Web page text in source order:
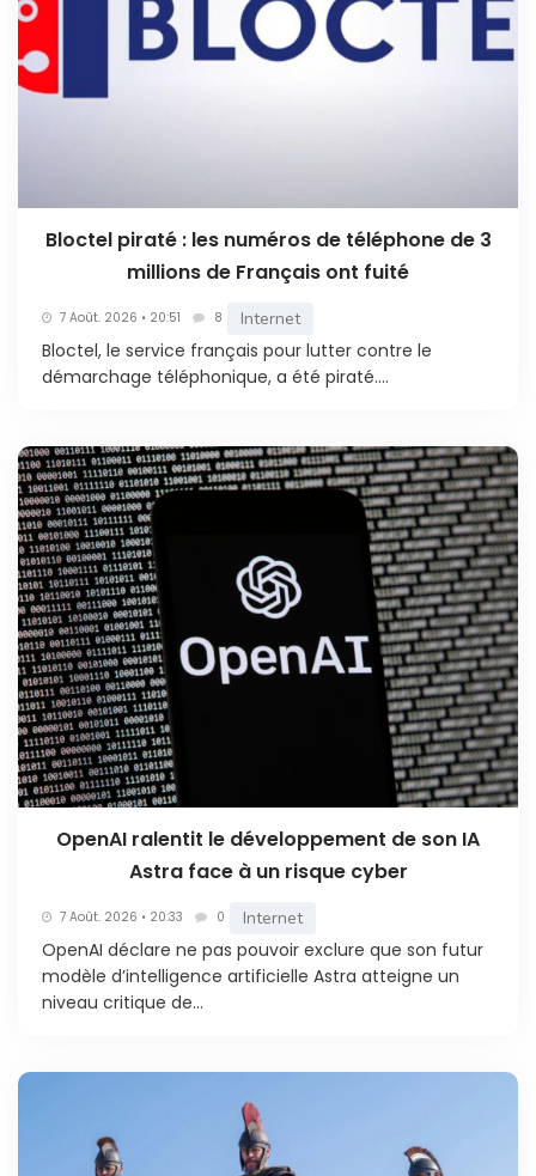
Bloctel piraté : les numéros de téléphone de 3
millions de Français ont fuité
7 Août. 2026 • 20:51 8 Internet
Bloctel, le service français pour lutter contre le
démarchage téléphonique, a été piraté....
OpenAI ralentit le développement de son IA
Astra face à un risque cyber
7 Août. 2026 • 20:33 0 Internet
OpenAI déclare ne pas pouvoir exclure que son futur
modèle d’intelligence artificielle Astra atteigne un
niveau critique de...